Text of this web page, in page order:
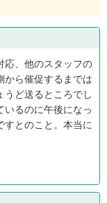
応、他のスタッフの
から催促するまでは
ど送るところでし
るのに午後になっ
すとのこと。本当に